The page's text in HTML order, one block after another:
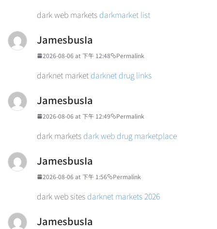
dark web markets darkmarket list
JamesbusIa
2026-08-06 at 下午 12:48 Permalink
darknet market darknet drug links
JamesbusIa
2026-08-06 at 下午 12:49 Permalink
dark markets dark web drug marketplace
JamesbusIa
2026-08-06 at 下午 1:56 Permalink
dark web sites darknet markets 2026
JamesbusIa